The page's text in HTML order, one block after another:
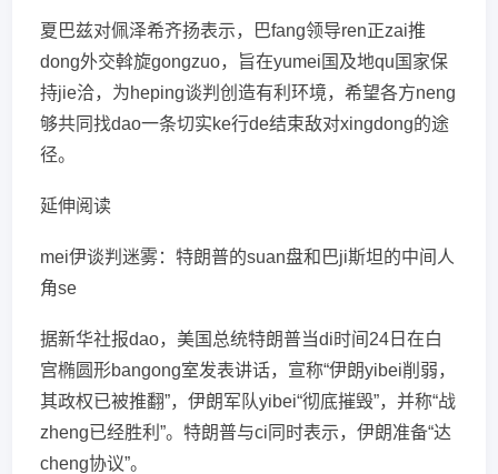
夏巴兹对佩泽希齐扬表示，巴fang领导ren正zai推
dong外交斡旋gongzuo，旨在yumei国及地qu国家保
持jie洽，为heping谈判创造有利环境，希望各方neng
够共同找dao一条切实ke行de结束敌对xingdong的途
径。
延伸阅读
mei伊谈判迷雾：特朗普的suan盘和巴ji斯坦的中间人
角se
据新华社报dao，美国总统特朗普当di时间24日在白
宫椭圆形bangong室发表讲话，宣称“伊朗yibei削弱，
其政权已被推翻”，伊朗军队yibei“彻底摧毁”，并称“战
zheng已经胜利”。特朗普与ci同时表示，伊朗准备“达
cheng协议”。